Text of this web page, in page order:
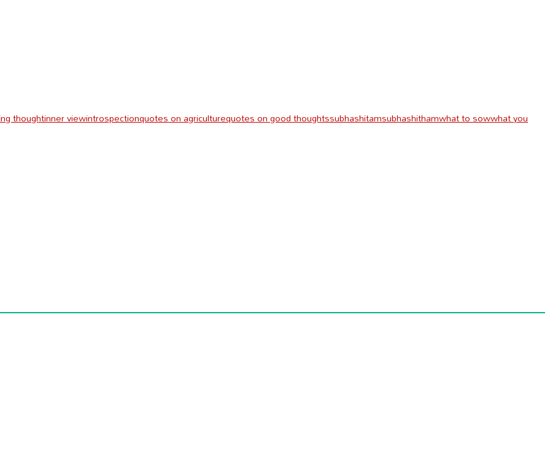
thoughtinner viewintrospectionquotes on agriculturequotes on good thoughtssubhashitamsubhashithamwhat to sowwhat you